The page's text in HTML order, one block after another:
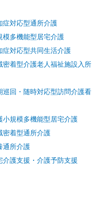
症対応型通所介護
模多機能型居宅介護
症対応型共同生活介護
密着型介護老人福祉施設入所
巡回・随時対応型訪問介護看
小規模多機能型居宅介護
密着型通所介護
通所介護
介護支援・介護予防支援